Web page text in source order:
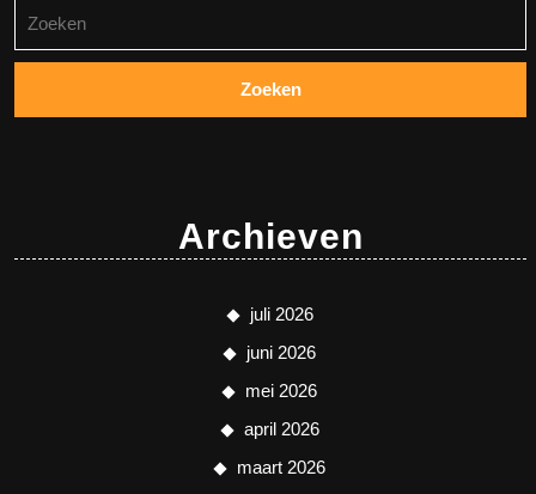
naar:
Archieven
juli 2026
juni 2026
mei 2026
april 2026
maart 2026